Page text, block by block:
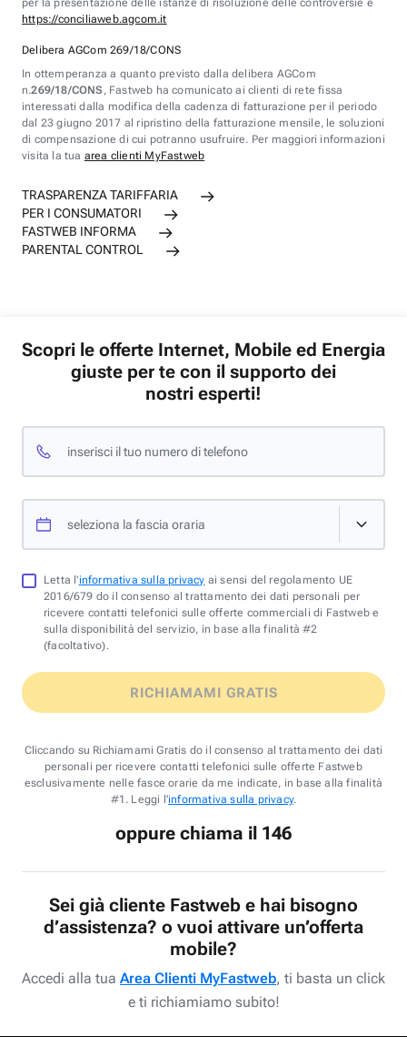
per la presentazione delle istanze di risoluzione delle controversie è
https://conciliaweb.agcom.it
Delibera AGCom 269/18/CONS
In ottemperanza a quanto previsto dalla delibera AGCom
n.269/18/CONS , Fastweb ha comunicato ai clienti di rete fissa
interessati dalla modifica della cadenza di fatturazione per il periodo
dal 23 giugno 2017 al ripristino della fatturazione mensile, le soluzioni
di compensazione di cui potranno usufruire. Per maggiori informazioni
visita la tua area clienti MyFastweb
TRASPARENZA TARIFFARIA
PER I CONSUMATORI
FASTWEB INFORMA
PARENTAL CONTROL
Scopri le offerte Internet, Mobile ed Energia
giuste per te con il supporto dei
nostri esperti!
inserisci il tuo numero di telefono
seleziona la fascia oraria
Letta l'informativa sulla privacy ai sensi del regolamento UE
2016/679 do il consenso al trattamento dei dati personali per
ricevere contatti telefonici sulle offerte commerciali di Fastweb e
sulla disponibilità del servizio, in base alla finalità #2
(facoltativo).
RICHIAMAMI GRATIS
Cliccando su Richiamami Gratis do il consenso al trattamento dei dati
personali per ricevere contatti telefonici sulle offerte Fastweb
esclusivamente nelle fasce orarie da me indicate, in base alla finalità
#1. Leggi l'informativa sulla privacy.
oppure chiama il 146
Sei già cliente Fastweb e hai bisogno
d’assistenza? o vuoi attivare un’offerta
mobile?
Accedi alla tua Area Clienti MyFastweb, ti basta un click
e ti richiamiamo subito!